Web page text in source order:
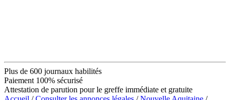
Plus de 600 journaux habilités
Paiement 100% sécurisé
Attestation de parution pour le greffe immédiate et gratuite